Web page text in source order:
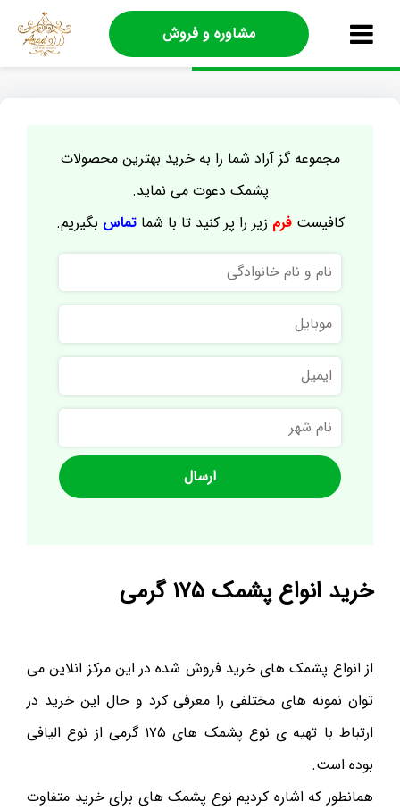
مشاوره و فروش
مجموعه گز آراد شما را به خرید بهترین محصولات
پشمک دعوت می نماید.
کافیستفرم زیر را پر کنید تا با شماتماس بگیریم.
نام
و
نام
خانوادگی
موبایل
ایمیل
نام
شهر
خرید انواع پشمک ۱۷۵ گرمی
از انواع پشمک های خرید فروش شده در این مرکز انلاین می
توان نمونه های مختلفی را معرفی کرد و حال این خرید در
ارتباط با تهیه ی نوع پشمک های ۱۷۵ گرمی از نوع الیافی
بوده است.
همانطور که اشاره کردیم نوع پشمک های برای خرید متفاوت